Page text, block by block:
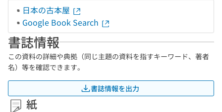
日本の古本屋
Google Book Search
書誌情報
この資料の詳細や典拠（同じ主題の資料を指すキーワード、著者
名）等を確認できます。
書誌情報を出力
紙